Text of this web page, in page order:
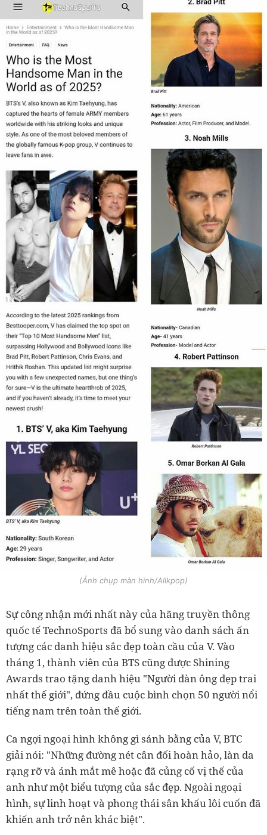
(Ảnh chụp màn hình/Allkpop)
Sự công nhận mới nhất này của hãng truyền thông
quốc tế TechnoSports đã bổ sung vào danh sách ấn
tượng các danh hiệu sắc đẹp toàn cầu của V. Vào
tháng 1, thành viên của BTS cũng được Shining
Awards trao tặng danh hiệu "Người đàn ông đẹp trai
nhất thế giới", đứng đầu cuộc bình chọn 50 người nổi
tiếng nam trên toàn thế giới.
Ca ngợi ngoại hình không gì sánh bằng của V, BTC
giải nói: "Những đường nét cân đối hoàn hảo, làn da
rạng rỡ và ánh mắt mê hoặc đã củng cố vị thế của
anh như một biểu tượng của sắc đẹp. Ngoài ngoại
hình, sự linh hoạt và phong thái sân khấu lôi cuốn đã
khiến anh trở nên khác biệt".